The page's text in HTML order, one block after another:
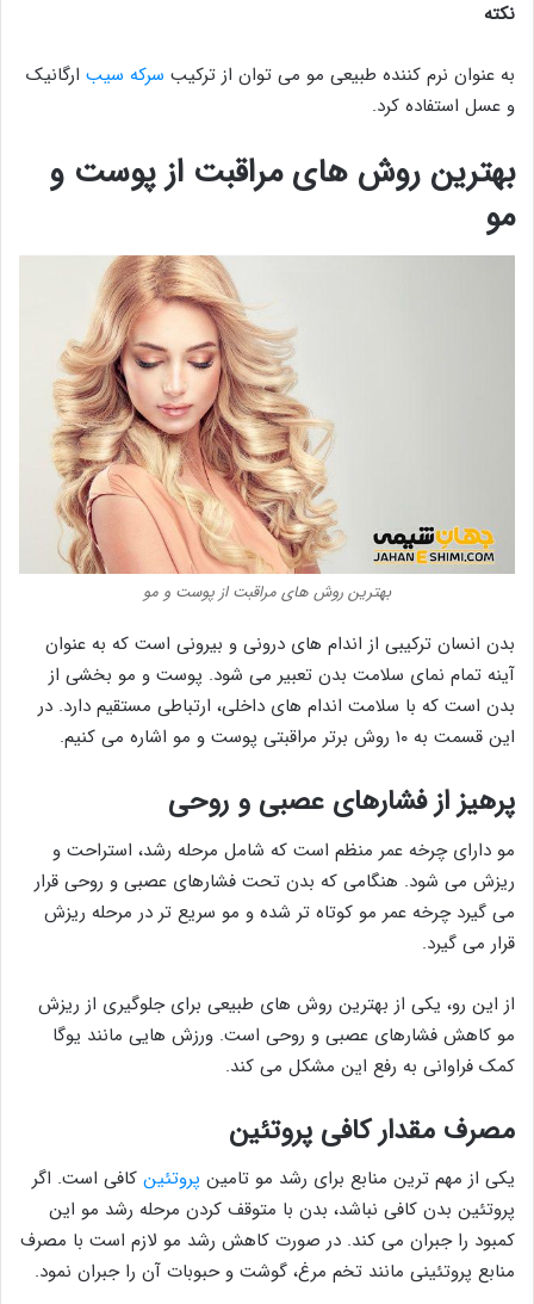
نکته
به عنوان نرم کننده طبیعی مو می توان از ترکیب سرکه سیب ارگانیک
و عسل استفاده کرد.
بهترین روش های مراقبت از پوست و
مو
بهترین روش های مراقبت از پوست و مو
بدن انسان ترکیبی از اندام های درونی و بیرونی است که به عنوان
آینه تمام نمای سلامت بدن تعبیر می شود. پوست و مو بخشی از
بدن است که با سلامت اندام های داخلی، ارتباطی مستقیم دارد. در
این قسمت به ۱۰ روش برتر مراقبتی پوست و مو اشاره می کنیم.
پرهیز از فشارهای عصبی و روحی
مو دارای چرخه عمر منظم است که شامل مرحله رشد، استراحت و
ریزش می شود. هنگامی که بدن تحت فشارهای عصبی و روحی قرار
می گیرد چرخه عمر مو کوتاه تر شده و مو سریع تر در مرحله ریزش
قرار می گیرد.
از این رو، یکی از بهترین روش های طبیعی برای جلوگیری از ریزش
مو کاهش فشارهای عصبی و روحی است. ورزش هایی مانند یوگا
کمک فراوانی به رفع این مشکل می کند.
مصرف مقدار کافی پروتئین
یکی از مهم ترین منابع برای رشد مو تامین پروتئین کافی است. اگر
پروتئین بدن کافی نباشد، بدن با متوقف کردن مرحله رشد مو این
کمبود را جبران می کند. در صورت کاهش رشد مو لازم است با مصرف
منابع پروتئینی مانند تخم مرغ، گوشت و حبوبات آن را جبران نمود.